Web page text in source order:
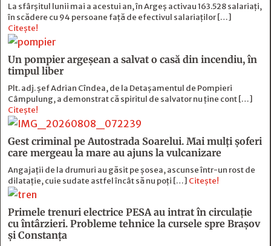
La sfârșitul lunii mai a acestui an, în Argeş activau 163.528 salariați,
în scădere cu 94 persoane faţă de efectivul salariaţilor […]
Citește!
Un pompier argeșean a salvat o casă din incendiu, în
timpul liber
Plt. adj. șef Adrian Cîndea, de la Detașamentul de Pompieri
Câmpulung, a demonstrat că spiritul de salvator nu ține cont […]
Citește!
Gest criminal pe Autostrada Soarelui. Mai mulți șoferi
care mergeau la mare au ajuns la vulcanizare
Angajaţii de la drumuri au găsit pe şosea, ascunse într-un rost de
dilataţie, cuie sudate astfel încât să nu poţi […] Citește!
Primele trenuri electrice PESA au intrat în circulație
cu întârzieri. Probleme tehnice la cursele spre Brașov
și Constanța